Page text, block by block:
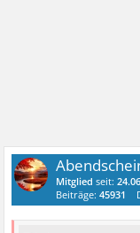
Mitglied seit:
Beiträge:45931